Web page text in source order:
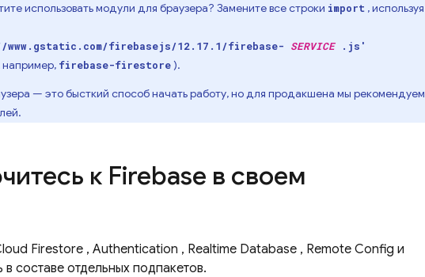
использовать модули для браузера? Замените все строки import , используя
firebasejs/12.17.1/firebase- SERVICE.js'
firebase-firestore).
— это бысткий способ начать работу, но для продакшена мы рекомендуем
к Firebase в своем
Firestore , Authentication , Realtime Database , Remote Config и
составе отдельных подпакетов.